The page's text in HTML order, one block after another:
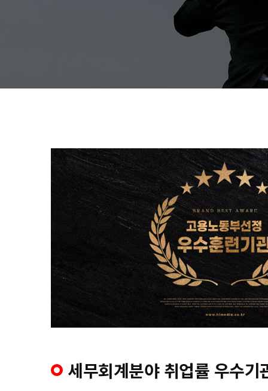
세무회계분야 취업률 우수기